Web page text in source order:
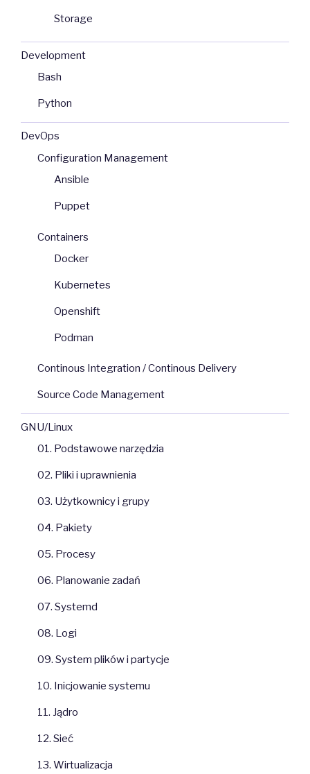
Storage
Development
Bash
Python
DevOps
Configuration Management
Ansible
Puppet
Containers
Docker
Kubernetes
Openshift
Podman
Continous Integration / Continous Delivery
Source Code Management
GNU/Linux
01. Podstawowe narzędzia
02. Pliki i uprawnienia
03. Użytkownicy i grupy
04. Pakiety
05. Procesy
06. Planowanie zadań
07. Systemd
08. Logi
09. System plików i partycje
10. Inicjowanie systemu
11. Jądro
12. Sieć
13. Wirtualizacja